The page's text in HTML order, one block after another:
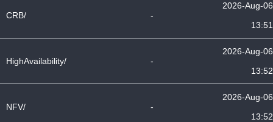
CRB/ -
2026-Aug-06
13:51
HighAvailability/ -
2026-Aug-06
13:52
NFV/ -
2026-Aug-06
13:52